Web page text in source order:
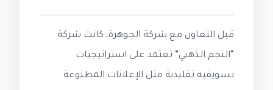
قبل التعاون مع شركة الجوهرة، كانت شركة
“النجم الذهبي” تعتمد على استراتيجيات
تسويقية تقليدية مثل الإعلانات المطبوعة